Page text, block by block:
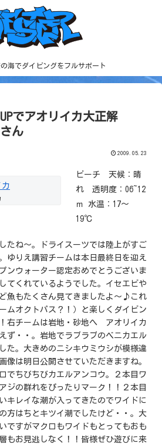
海でダイビングをフルサポート
でアオリイカ大正解
ん
2009.05.23
ビーチ 天候：晴
れ 透明度：06~12
ｍ 水温：17～
19℃
たね～。ドライスーツでは陸上がすご
ゆりえ講習チームは本日最終日を迎え
ンウォーター認定おめでとうございま
てくれているようでした。イセエビや
魚もたくさん見てきましたよ～♪これ
ムオクトパス？！）と楽しくダイビン
右チームは岩地・砂地へ アオリイカ
ず・・。岩地でラブラブのベニカエル
た。大きめのニシキウミウシが模様違
像は明日公開させていただきますね。
でちびちびカエルアンコウ。２本目ワ
ジの群れをぴったりマーク！！２本目
キレイな潮が入ってきたのでワイドに
方はちとキツイ潮でしたけど・・。大
ですがマクロもワイドもとってもおも
もお見逃しなく！！皆様ぜひ遊びに来